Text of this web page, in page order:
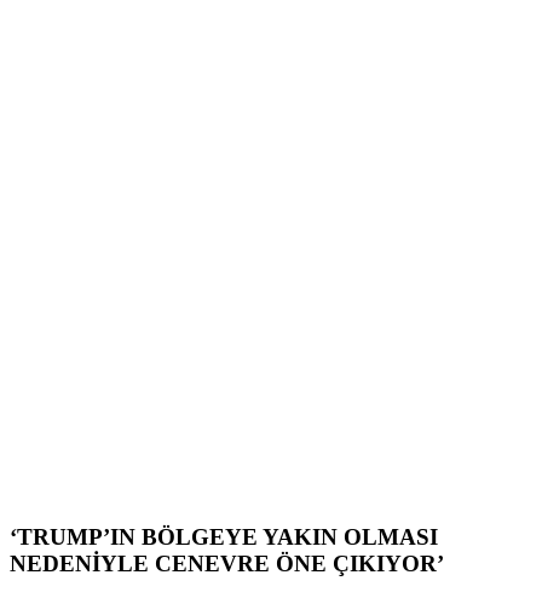
‘TRUMP’IN BÖLGEYE YAKIN OLMASI
NEDENİYLE CENEVRE ÖNE ÇIKIYOR’